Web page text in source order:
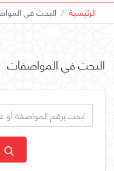
الرئيسية البحث في
البحث في المواصفات